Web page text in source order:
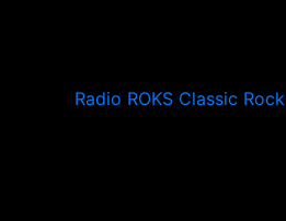
Radio ROKS Classic Rock